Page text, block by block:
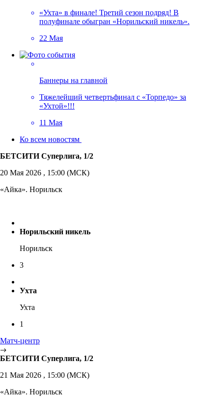
«Ухта» в финале! Третий сезон подряд! В
полуфинале обыгран «Норильский никель».
22 Мая
Баннеры на главной
Тяжелейший четвертьфинал с «Торпедо» за
«Ухтой»!!!
11 Мая
Ко всем новостям
БЕТСИТИ Суперлига, 1/2
20 Мая 2026 , 15:00 (МСК)
«Айка». Норильск
Норильский никель
Норильск
3
Ухта
Ухта
1
Матч-центр
БЕТСИТИ Суперлига, 1/2
21 Мая 2026 , 15:00 (МСК)
«Айка». Норильск